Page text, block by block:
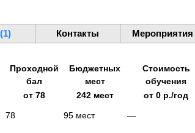
(1) Контакты Мероприятия
Проходной
бал
Бюджетных
мест
Стоимость
обучения
от78 242 мест от 0 р./год
78 95 мест —